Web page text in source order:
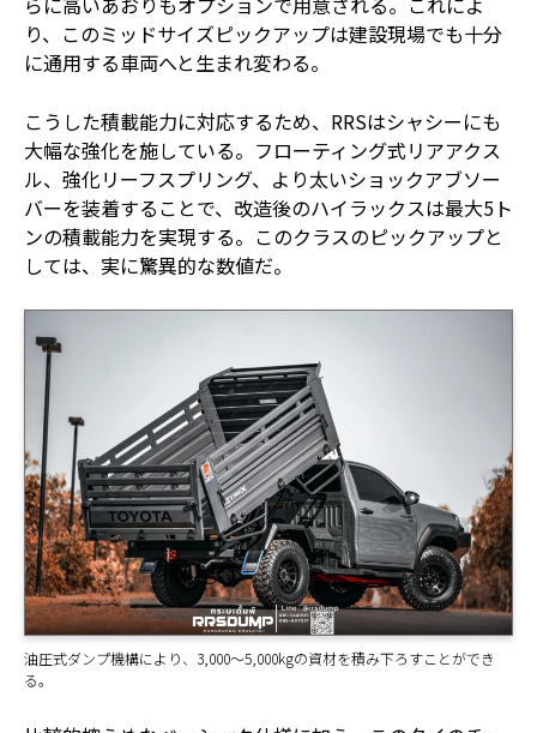
り、このミッドサイズピックアップは建設現場でも十分
に通用する車両へと生まれ変わる。
こうした積載能力に対応するため、RRSはシャシーにも
大幅な強化を施している。フローティング式リアアクス
ル、強化リーフスプリング、より太いショックアブソー
バーを装着することで、改造後のハイラックスは最大5ト
ンの積載能力を実現する。このクラスのピックアップと
しては、実に驚異的な数値だ。
油圧式ダンプ機構により、3,000～5,000kgの資材を積み下ろすことができ
る。